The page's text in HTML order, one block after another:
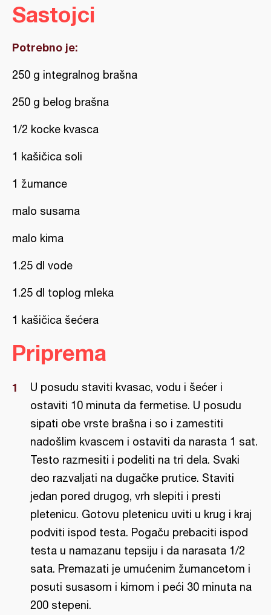
Sastojci
Potrebno je:
250 g integralnog brašna
250 g belog brašna
1/2 kocke kvasca
1 kašičica soli
1 žumance
malo susama
malo kima
1.25 dl vode
1.25 dl toplog mleka
1 kašičica šećera
Priprema
U posudu staviti kvasac, vodu i šećer i
ostaviti 10 minuta da fermetise. U posudu
sipati obe vrste brašna i so i zamestiti
nadošlim kvascem i ostaviti da narasta 1 sat.
Testo razmesiti i podeliti na tri dela. Svaki
deo razvaljati na dugačke prutice. Staviti
jedan pored drugog, vrh slepiti i presti
pletenicu. Gotovu pletenicu uviti u krug i kraj
podviti ispod testa. Pogaču prebaciti ispod
testa u namazanu tepsiju i da narasata 1/2
sata. Premazati je umućenim žumancetom i
posuti susasom i kimom i peći 30 minuta na
200 stepeni.